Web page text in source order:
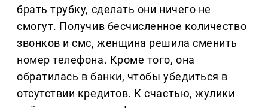
брать трубку, сделать они ничего не
смогут. Получив бесчисленное количество
звонков и смс, женщина решила сменить
номер телефона. Кроме того, она
обратилась в банки, чтобы убедиться в
отсутствии кредитов. К счастью, жулики